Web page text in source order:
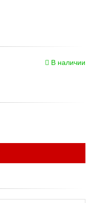
В наличии